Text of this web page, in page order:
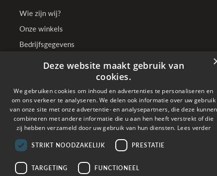
Wie zijn wij?
Onze winkels
Bedrijfsgegevens
Verzonden met
Copyright © 2026 TenSen Juweliers. All rights reserved - BE0407.661.108 - Powered
Tilroy
Deze website maakt gebruik van
cookies.
We gebruiken cookies om inhoud en advertenties te personaliseren en
om ons verkeer te analyseren. We delen ook informatie over uw gebruik
van onze site met onze advertentie- en analysepartners, die deze kunnen
combineren met andere informatie die u aan hen heeft verstrekt of die
zij hebben verzameld door uw gebruik van hun diensten. Lees verder
STRIKT NOODZAKELIJK PRESTATIE
TARGETING FUNCTIONEEL